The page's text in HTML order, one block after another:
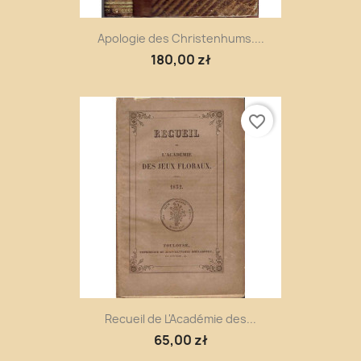
Apologie des Christenhums....
180,00 zł
Recueil de L'Académie des...
65,00 zł
favorite_border